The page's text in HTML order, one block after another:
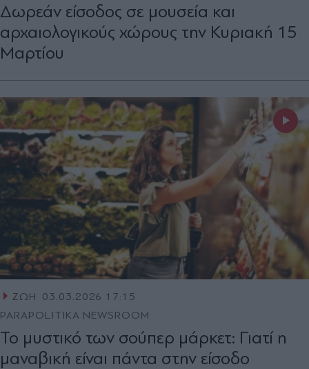
Δωρεάν είσοδος σε μουσεία και
αρχαιολογικούς χώρους την Κυριακή 15
Μαρτίου
ΖΩΗ
03.03.2026 17:15
PARAPOLITIKA NEWSROOM
Το μυστικό των σούπερ μάρκετ: Γιατί η
μαναβική είναι πάντα στην είσοδο